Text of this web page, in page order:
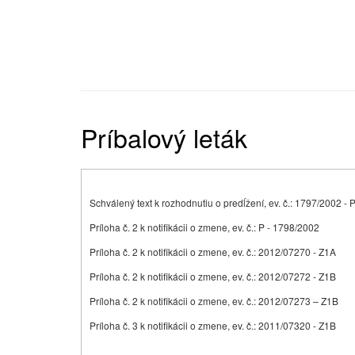
Príbalový leták
Schválený text k rozhodnutiu o predĺžení, ev. č.: 1797/2002 -
Príloha č. 2 k notifikácii o zmene, ev. č.: P - 1798/2002
Príloha č. 2 k notifikácii o zmene, ev. č.: 2012/07270 - Z1A
Príloha č. 2 k notifikácii o zmene, ev. č.: 2012/07272 - Z1B
Príloha č. 2 k notifikácii o zmene, ev. č.: 2012/07273 – Z1B
Príloha č. 3 k notifikácii o zmene, ev. č.: 2011/07320 - Z1B